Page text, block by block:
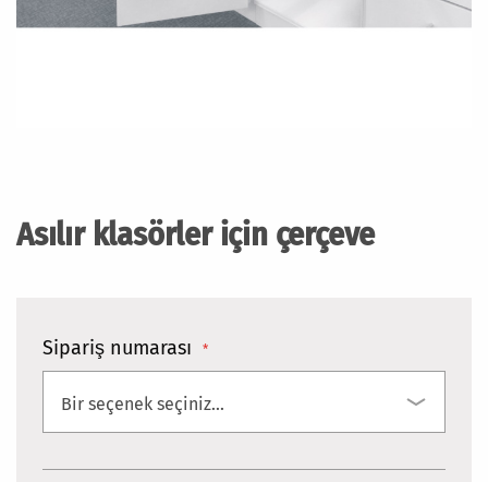
Asılır klasörler için çerçeve
Sipariş numarası
git